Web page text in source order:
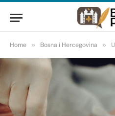
Home » Bosna i Hercegovina »